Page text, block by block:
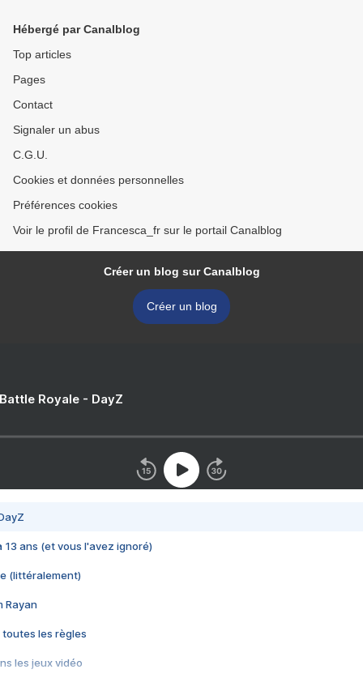
Hébergé par Canalblog
Top articles
Pages
Contact
Signaler un abus
C.G.U.
Cookies et données personnelles
Préférences cookies
Voir le profil de Francesca_fr sur le portail Canalblog
Créer un blog sur Canalblog
Créer un blog
Royale - DayZ
13 ans (et vous l'avez ignoré)
(littéralement)
Rayan
toutes les règles
les jeux vidéo